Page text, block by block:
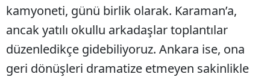
kamyoneti, günü birlik olarak. Karaman’a,
ancak yatılı okullu arkadaşlar toplantılar
düzenledikçe gidebiliyoruz. Ankara ise, ona
geri dönüşleri dramatize etmeyen sakinlikle